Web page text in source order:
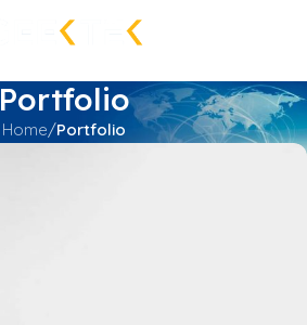
Portfolio
Home/Portfolio